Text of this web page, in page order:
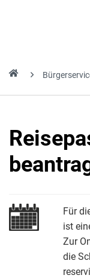
Für
ist
Zur
die